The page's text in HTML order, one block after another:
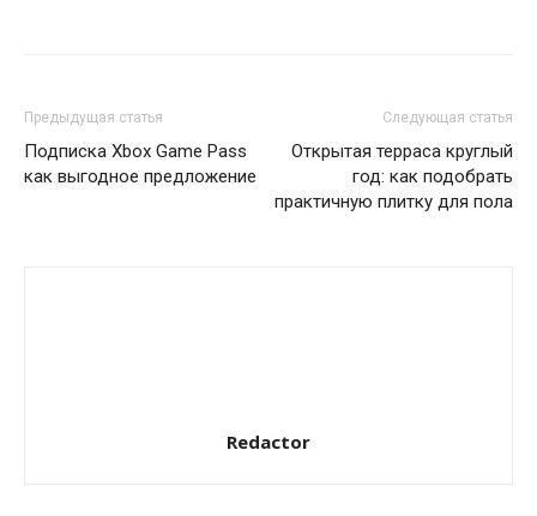
Предыдущая статья
Подписка Xbox Game Pass
как выгодное предложение
Следующая статья
Открытая терраса круглый
год: как подобрать
практичную плитку для пола
Redactor